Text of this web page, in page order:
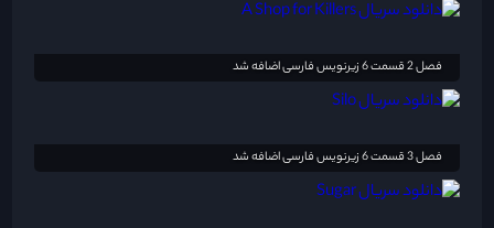
فصل 2 قسمت 6 زیرنویس فارسی اضافه شد
فصل 3 قسمت 6 زیرنویس فارسی اضافه شد